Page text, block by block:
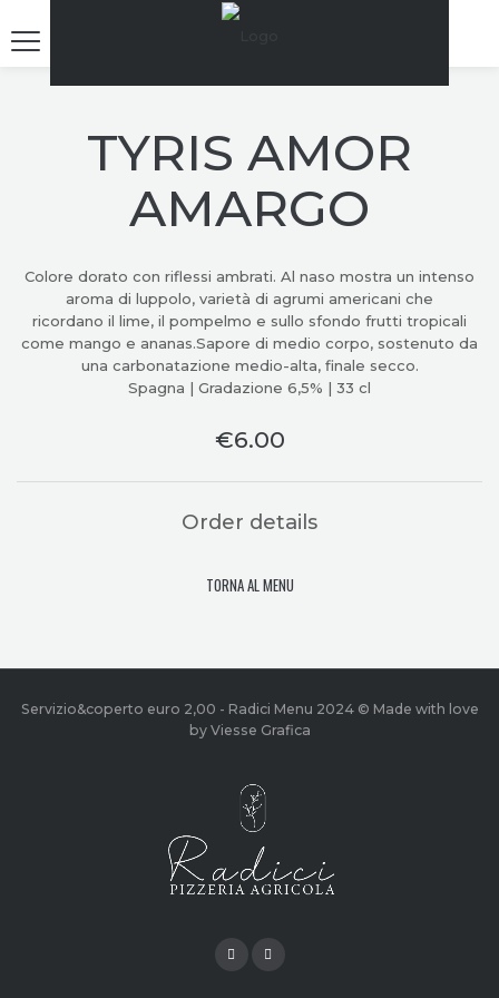
TYRIS AMOR
AMARGO
Colore dorato con riflessi ambrati. Al naso mostra un intenso
aroma di luppolo, varietà di agrumi americani che
ricordano il lime, il pompelmo e sullo sfondo frutti tropicali
come mango e ananas.Sapore di medio corpo, sostenuto da
una carbonatazione medio-alta, finale secco.
Spagna | Gradazione 6,5% | 33 cl
€6.00
Order details
TORNA AL MENU
Servizio&coperto euro 2,00 - Radici Menu 2024 © Made with love
by Viesse Grafica